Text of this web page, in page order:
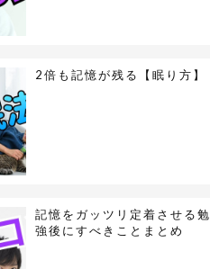
2倍も記憶が残る【眠り方】
記憶をガッツリ定着させる勉
強後にすべきことまとめ